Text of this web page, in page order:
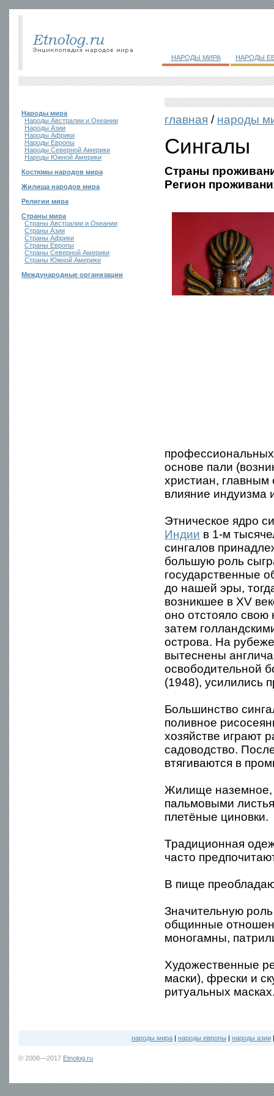
НАРОДЫ МИРА НАРОДЫ
Народы мира
Народы Австралии и Океании
Народы Азии
Народы Африки
Народы Европы
Народы Северной Америки
Народы Южной Америки
Костюмы народов мира
Жилища народов мира
Религии мира
Страны мира
Страны Австралии и Океании
Страны Азии
Страны Африки
Страны Европы
Страны Северной Америки
Страны Южной Америки
Международные организации
главная / народы
Сингалы
Страны
Регион
основе пали
христиан, главным
влияние индуизма
Этническое ядро
Индии в 1-м
сингалов
большую роль
государственные
до нашей эры,
возникшее в XV
оно отстояло свою
затем
острова. На
вытеснены
освободительной
(1948), усилились
Большинство
поливное
хозяйстве играют
садоводство.
втягиваются в
Жилище наземное,
пальмовыми
плетёные циновки.
Традиционная
часто
В пище
Значительную
общинные
моногамны,
Художественные
маски), фрески и
ритуальных
народы мира | народы европы | народы азии
© 2008—2017 Etnolog.ru